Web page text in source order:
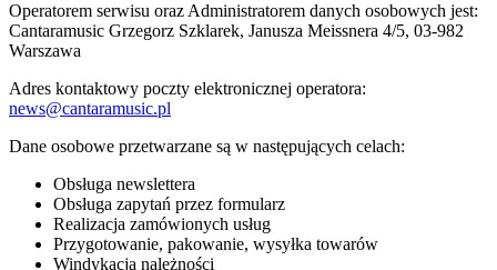
Operatorem serwisu oraz Administratorem danych osobowych jest:
Cantaramusic Grzegorz Szklarek, Janusza Meissnera 4/5, 03-982
Warszawa
Adres kontaktowy poczty elektronicznej operatora:
news@cantaramusic.pl
Dane osobowe przetwarzane są w następujących celach:
Obsługa newslettera
Obsługa zapytań przez formularz
Realizacja zamówionych usług
Przygotowanie, pakowanie, wysyłka towarów
Windykacja należności